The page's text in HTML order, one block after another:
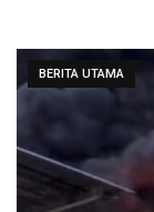
BERITA UTAMA